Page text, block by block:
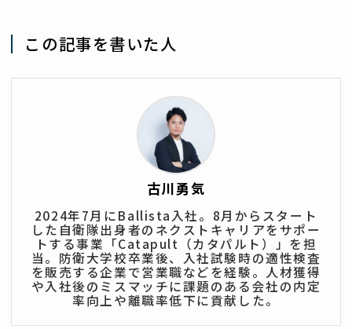
この記事を書いた人
古川勇気
2024年7月にBallista入社。8月からスタート
した自衛隊出身者のネクストキャリアをサポー
トする事業「Catapult（カタパルト）」を担
当。防衛大学校卒業後、入社試験時の適性検査
を販売する企業で営業職などを経験。人材獲得
や入社後のミスマッチに課題のある会社の内定
率向上や離職率低下に貢献した。